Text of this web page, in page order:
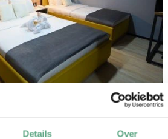
Details Over